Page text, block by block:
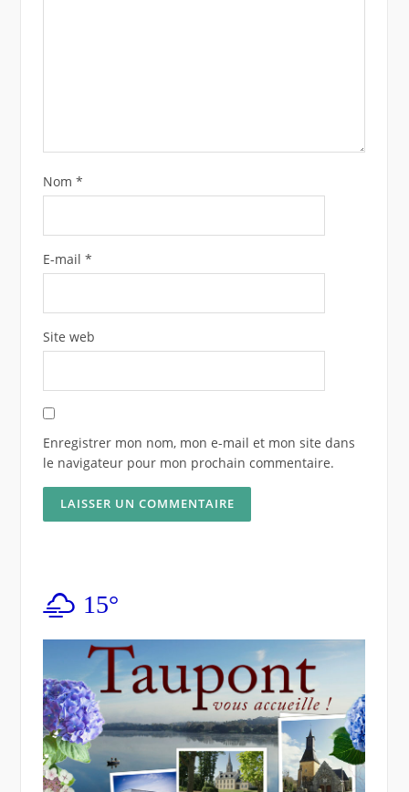
Nom *
E-mail *
Site web
Enregistrer mon nom, mon e-mail et mon site dans
le navigateur pour mon prochain commentaire.
15°